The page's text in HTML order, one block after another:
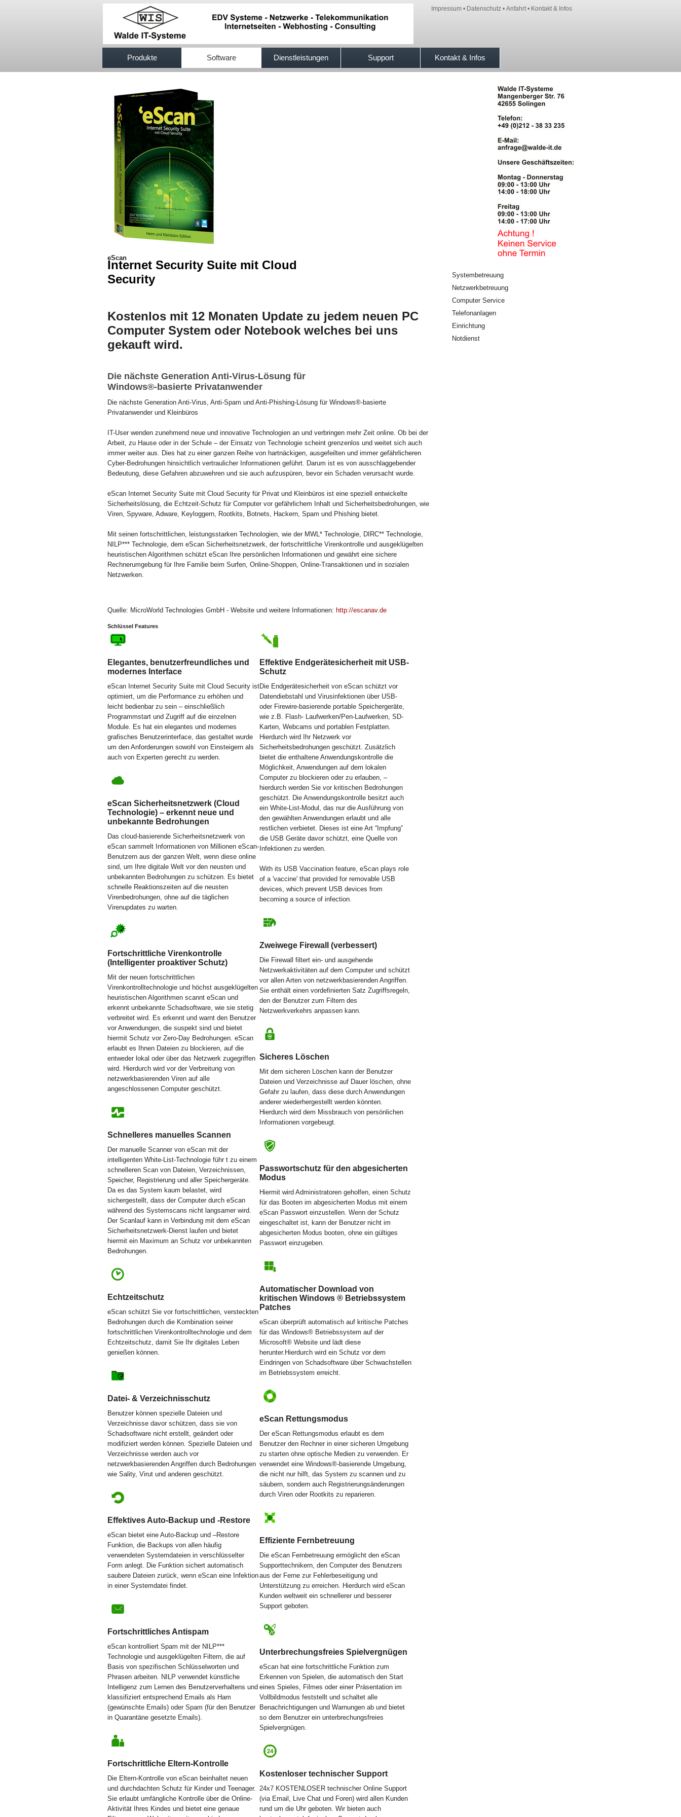
Impressum • Datenschutz • Anfahrt• Kontakt & Infos
Produkte Software Dienstleistungen Support Kontakt & Infos
eScan
Internet Security Suite mit Cloud
Security
Kostenlos mit 12 Monaten Update zu jedem neuen PC
Computer System oder Notebook welches bei uns
gekauft wird.
Die nächste Generation Anti-Virus-Lösung für
Windows®-basierte Privatanwender
Die nächste Generation Anti-Virus, Anti-Spam und Anti-Phishing-Lösung für Windows®-basierte
Privatanwender und Kleinbüros
IT-User wenden zunehmend neue und innovative Technologien an und verbringen mehr Zeit online. Ob bei der
Arbeit, zu Hause oder in der Schule – der Einsatz von Technologie scheint grenzenlos und weitet sich auch
immer weiter aus. Dies hat zu einer ganzen Reihe von hartnäckigen, ausgefeilten und immer gefährlicheren
Cyber-Bedrohungen hinsichtlich vertraulicher Informationen geführt. Darum ist es von ausschlaggebender
Bedeutung, diese Gefahren abzuwehren und sie auch aufzuspüren, bevor ein Schaden verursacht wurde.
eScan Internet Security Suite mit Cloud Security für Privat und Kleinbüros ist eine speziell entwickelte
Sicherheitslösung, die Echtzeit-Schutz für Computer vor gefährlichem Inhalt und Sicherheitsbedrohungen, wie
Viren, Spyware, Adware, Keyloggern, Rootkits, Botnets, Hackern, Spam und Phishing bietet.
Mit seinen fortschrittlichen, leistungsstarken Technologien, wie der MWL* Technologie, DIRC** Technologie,
NILP*** Technologie, dem eScan Sicherheitsnetzwerk, der fortschrittliche Virenkontrolle und ausgeklügelten
heuristischen Algorithmen schützt eScan Ihre persönlichen Informationen und gewährt eine sichere
Rechnerumgebung für Ihre Familie beim Surfen, Online-Shoppen, Online-Transaktionen und in sozialen
Netzwerken.
Quelle: MicroWorld Technologies GmbH - Website und weitere Informationen: http://escanav.de
Schlüssel Features
Elegantes, benutzerfreundliches und
modernes Interface
eScan Internet Security Suite mit Cloud Security ist
optimiert, um die Performance zu erhöhen und
leicht bedienbar zu sein – einschließlich
Programmstart und Zugriff auf die einzelnen
Module. Es hat ein elegantes und modernes
grafisches Benutzerinterface, das gestaltet wurde
um den Anforderungen sowohl von Einsteigern als
auch von Experten gerecht zu werden.
eScan Sicherheitsnetzwerk (Cloud
Technologie) – erkennt neue und
unbekannte Bedrohungen
Das cloud-basierende Sicherheitsnetzwerk von
eScan sammelt Informationen von Millionen eScan-
Benutzern aus der ganzen Welt, wenn diese online
sind, um Ihre digitale Welt vor den neusten und
unbekannten Bedrohungen zu schützen. Es bietet
schnelle Reaktionszeiten auf die neusten
Virenbedrohungen, ohne auf die täglichen
Virenupdates zu warten.
Fortschrittliche Virenkontrolle
(Intelligenter proaktiver Schutz)
Mit der neuen fortschrittlichen
Virenkontrolltechnologie und höchst ausgeklügelten
heuristischen Algorithmen scannt eScan und
erkennt unbekannte Schadsoftware, wie sie stetig
verbreitet wird. Es erkennt und warnt den Benutzer
vor Anwendungen, die suspekt sind und bietet
hiermit Schutz vor Zero-Day Bedrohungen. eScan
erlaubt es Ihnen Dateien zu blockieren, auf die
entweder lokal oder über das Netzwerk zugegriffen
wird. Hierdurch wird vor der Verbreitung von
netzwerkbasierenden Viren auf alle
angeschlossenen Computer geschützt.
Schnelleres manuelles Scannen
Der manuelle Scanner von eScan mit der
intelligenten White-List-Technologie führ t zu einem
schnelleren Scan von Dateien, Verzeichnissen,
Speicher, Registrierung und aller Speichergeräte.
Da es das System kaum belastet, wird
sichergestellt, dass der Computer durch eScan
während des Systemscans nicht langsamer wird.
Der Scanlauf kann in Verbindung mit dem eScan
Sicherheitsnetzwerk-Dienst laufen und bietet
hiermit ein Maximum an Schutz vor unbekannten
Bedrohungen.
Echtzeitschutz
eScan schützt Sie vor fortschrittlichen, versteckten
Bedrohungen durch die Kombination seiner
fortschrittlichen Virenkontrolltechnologie und dem
Echtzeitschutz, damit Sie Ihr digitales Leben
genießen können.
Datei- & Verzeichnisschutz
Benutzer können spezielle Dateien und
Verzeichnisse davor schützen, dass sie von
Schadsoftware nicht erstellt, geändert oder
modifiziert werden können. Spezielle Dateien und
Verzeichnisse werden auch vor
netzwerkbasierenden Angriffen durch Bedrohungen
wie Sality, Virut und anderen geschützt.
Effektives Auto-Backup und -Restore
eScan bietet eine Auto-Backup und –Restore
Funktion, die Backups von allen häufig
verwendeten Systemdateien in verschlüsselter
Form anlegt. Die Funktion sichert automatisch
saubere Dateien zurück, wenn eScan eine Infektion
in einer Systemdatei findet.
Fortschrittliches Antispam
eScan kontrolliert Spam mit der NILP***
Technologie und ausgeklügelten Filtern, die auf
Basis von spezifischen Schlüsselworten und
Phrasen arbeiten. NILP verwendet künstliche
Intelligenz zum Lernen des Benutzerverhaltens und
klassifiziert entsprechend Emails als Ham
(gewünschte Emails) oder Spam (für den Benutzer
in Quarantäne gesetzte Emails).
Fortschrittliche Eltern-Kontrolle
Die Eltern-Kontrolle von eScan beinhaltet neuen
und durchdachten Schutz für Kinder und Teenager.
Sie erlaubt umfängliche Kontrolle über die Online-
Aktivität Ihres Kindes und bietet eine genaue
Effektive Endgerätesicherheit mit USB-
Schutz
Die Endgerätesicherheit von eScan schützt vor
Datendiebstahl und Virusinfektionen über USB-
oder Firewire-basierende portable Speichergeräte,
wie z.B. Flash- Laufwerken/Pen-Laufwerken, SD-
Karten, Webcams und portablen Festplatten.
Hierdurch wird Ihr Netzwerk vor
Sicherheitsbedrohungen geschützt. Zusätzlich
bietet die enthaltene Anwendungskontrolle die
Möglichkeit, Anwendungen auf dem lokalen
Computer zu blockieren oder zu erlauben, –
hierdurch werden Sie vor kritischen Bedrohungen
geschützt. Die Anwendungskontrolle besitzt auch
ein White-List-Modul, das nur die Ausführung von
den gewählten Anwendungen erlaubt und alle
restlichen verbietet. Dieses ist eine Art “Impfung”
die USB Geräte davor schützt, eine Quelle von
Infektionen zu werden.
With its USB Vaccination feature, eScan plays role
of a 'vaccine' that provided for removable USB
devices, which prevent USB devices from
becoming a source of infection.
Zweiwege Firewall (verbessert)
Die Firewall filtert ein- und ausgehende
Netzwerkaktivitäten auf dem Computer und schützt
vor allen Arten von netzwerkbasierenden Angriffen.
Sie enthält einen vordefinierten Satz Zugriffsregeln,
den der Benutzer zum Filtern des
Netzwerkverkehrs anpassen kann.
Sicheres Löschen
Mit dem sicheren Löschen kann der Benutzer
Dateien und Verzeichnisse auf Dauer löschen, ohne
Gefahr zu laufen, dass diese durch Anwendungen
anderer wiederhergestellt werden könnten.
Hierdurch wird dem Missbrauch von persönlichen
Informationen vorgebeugt.
Passwortschutz für den abgesicherten
Modus
Hiermit wird Administratoren geholfen, einen Schutz
für das Booten im abgesicherten Modus mit einem
eScan Passwort einzustellen. Wenn der Schutz
eingeschaltet ist, kann der Benutzer nicht im
abgesicherten Modus booten, ohne ein gültiges
Passwort einzugeben.
Automatischer Download von
kritischen Windows ® Betriebssystem
Patches
eScan überprüft automatisch auf kritische Patches
für das Windows® Betriebssystem auf der
Microsoft® Website und lädt diese
herunter.Hierdurch wird ein Schutz vor dem
Eindringen von Schadsoftware über Schwachstellen
im Betriebssystem erreicht.
eScan Rettungsmodus
Der eScan Rettungsmodus erlaubt es dem
Benutzer den Rechner in einer sicheren Umgebung
zu starten ohne optische Medien zu verwenden. Er
verwendet eine Windows®-basierende Umgebung,
die nicht nur hilft, das System zu scannen und zu
säubern, sondern auch Registrierungsänderungen
durch Viren oder Rootkits zu reparieren.
Effiziente Fernbetreuung
Die eScan Fernbetreuung ermöglicht den eScan
Supporttechnikern, den Computer des Benutzers
aus der Ferne zur Fehlerbeseitigung und
Unterstützung zu erreichen. Hierdurch wird eScan
Kunden weltweit ein schnellerer und besserer
Support geboten.
Unterbrechungsfreies Spielvergnügen
eScan hat eine fortschrittliche Funktion zum
Erkennen von Spielen, die automatisch den Start
eines Spieles, Filmes oder einer Präsentation im
Vollbildmodus feststellt und schaltet alle
Benachrichtigungen und Warnungen ab und bietet
so dem Benutzer ein unterbrechungsfreies
Spielvergnügen.
Kostenloser technischer Support
24x7 KOSTENLOSER technischer Online Support
(via Email, Live Chat und Foren) wird allen Kunden
rund um die Uhr geboten. Wir bieten auch
Systembetreuung
Netzwerkbetreuung
Computer Service
Telefonanlagen
Einrichtung
Notdienst